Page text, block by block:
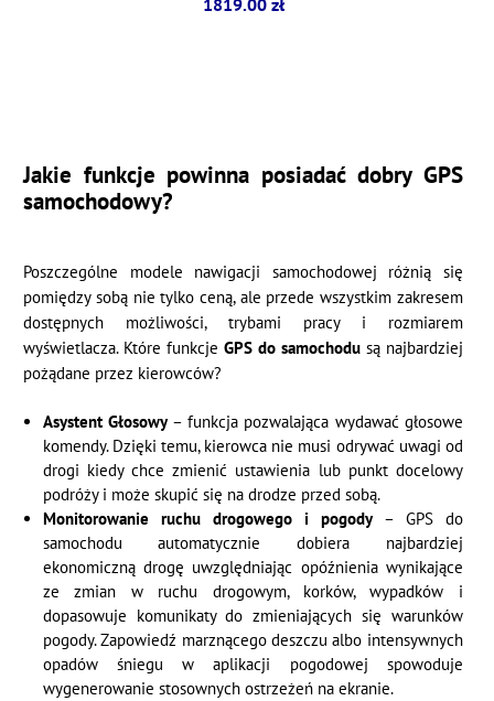
1819.00 zł
Jakie funkcje powinna posiadać dobry GPS
samochodowy?
Poszczególne modele nawigacji samochodowej różnią się
pomiędzy sobą nie tylko ceną, ale przede wszystkim zakresem
dostępnych możliwości, trybami pracy i rozmiarem
wyświetlacza. Które funkcjeGPS do samochodusą najbardziej
pożądane przez kierowców?
Asystent Głosowy– funkcja pozwalająca wydawać głosowe
komendy. Dzięki temu, kierowca nie musi odrywać uwagi od
drogi kiedy chce zmienić ustawienia lub punkt docelowy
podróży i może skupić się na drodze przed sobą.
Monitorowanie ruchu drogowego i pogody– GPS do
samochodu automatycznie dobiera najbardziej
ekonomiczną drogę uwzględniając opóźnienia wynikające
ze zmian w ruchu drogowym, korków, wypadków i
dopasowuje komunikaty do zmieniających się warunków
pogody. Zapowiedź marznącego deszczu albo intensywnych
opadów śniegu w aplikacji pogodowej spowoduje
wygenerowanie stosownych ostrzeżeń na ekranie.